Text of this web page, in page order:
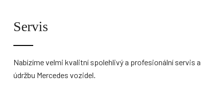
Servis
Nabízíme velmi kvalitní spolehlivý a profesionální servis a
údržbu Mercedes vozidel.